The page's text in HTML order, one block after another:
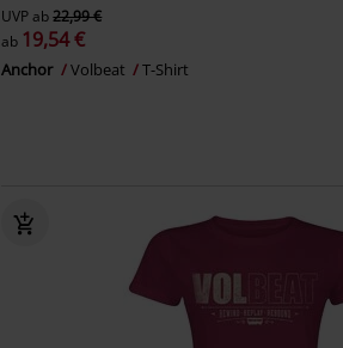
UVPab22,99 €
ab 19,54 €
Anchor Volbeat T-Shirt